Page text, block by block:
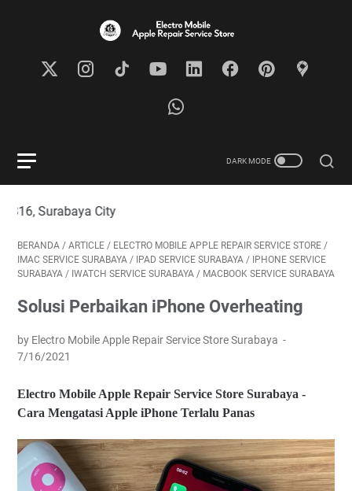
City
BERANDA / ARTICLE / ELECTRO MOBILE APPLE REPAIR SERVICE STORE /
IMAC SERVICE SURABAYA / IPAD SERVICE SURABAYA / IPHONE SERVICE
SURABAYA / IWATCH SERVICE SURABAYA / MACBOOK SERVICE SURABAYA
Solusi Perbaikan iPhone Overheating
by Electro Mobile Apple Repair Service Store Surabaya
7/16/2021
Electro Mobile Apple Repair Service Store Surabaya -
Cara Mengatasi Apple iPhone Terlalu Panas